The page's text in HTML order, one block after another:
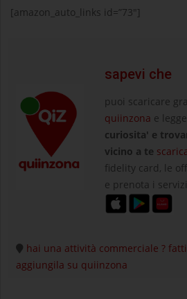
[amazon_auto_links id=”73″]
sapevi che
puoi scaricare
quiinzona e
curiosita' e
vicino a te
fidelity card, le
e prenota i
hai una attività commerciale ?
aggiungila su quiinzona